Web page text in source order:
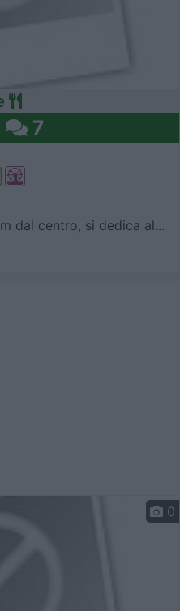
7
dal centro, si dedica al...
0